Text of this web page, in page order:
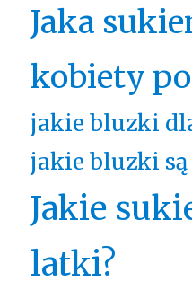
Jaka
kobiety
jakie bluzki
jakie bluzki
Jakie
latki?